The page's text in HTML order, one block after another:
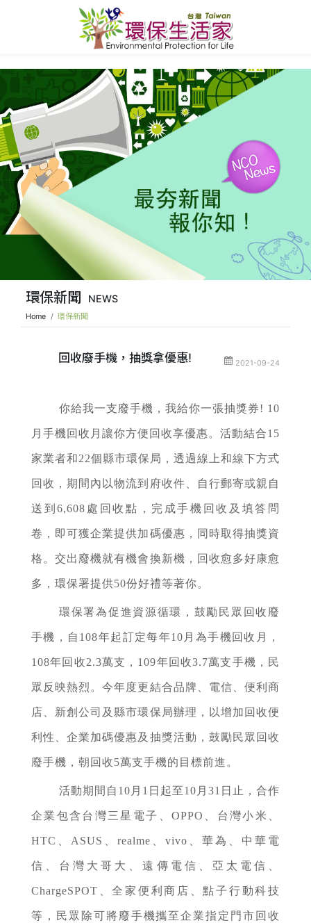
環保新聞 NEWS
Home 環保新聞
回收廢手機，抽獎拿優惠! 2021-09-24
你給我一支廢手機，我給你一張抽獎券! 10
月手機回收月讓你方便回收享優惠。活動結合15
家業者和22個縣市環保局，透過線上和線下方式
回收，期間內以物流到府收件、自行郵寄或親自
送到6,608處回收點，完成手機回收及填答問
卷，即可獲企業提供加碼優惠，同時取得抽獎資
格。交出廢機就有機會換新機，回收愈多好康愈
多，環保署提供50份好禮等著你。
環保署為促進資源循環，鼓勵民眾回收廢
手機，自108年起訂定每年10月為手機回收月，
108年回收2.3萬支，109年回收3.7萬支手機，民
眾反映熱烈。今年度更結合品牌、電信、便利商
店、新創公司及縣市環保局辦理，以增加回收便
利性、企業加碼優惠及抽獎活動，鼓勵民眾回收
廢手機，朝回收5萬支手機的目標前進。
活動期間自10月1日起至10月31日止，合作
企業包含台灣三星電子、OPPO、台灣小米、
HTC、ASUS、realme、vivo、華為、中華電
信、台灣大哥大、遠傳電信、亞太電信、
ChargeSPOT 、全家便利商店、點子行動科技
等，民眾除可將廢手機攜至企業指定門市回收